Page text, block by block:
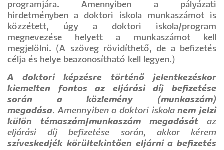
programjára. Amennyiben a pályázati
hirdetményben a doktori iskola munkaszámot is
közzétett, úgy a doktori iskola/program
megnevezése helyett a munkaszámot kell
megjelölni. (A szöveg rövidíthető, de a befizetés
célja és helye beazonosítható kell legyen.)
A doktori képzésre történő jelentkezéskor
kiemelten fontos az eljárási díj befizetése
során a közlemény (munkaszám)
megadása. Amennyiben a doktori iskolanem jelzi
külön témaszám/munkaszám megadását az
eljárási díj befizetése során, akkor kérem
szíveskedjék körültekintően eljárni a befizetés